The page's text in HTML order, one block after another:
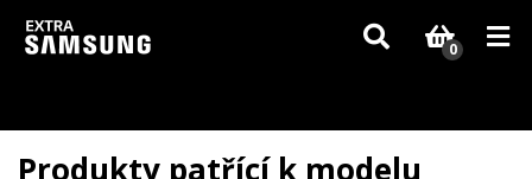
Vzhledem k aktuální situaci se může dodání dílů, které nejsou skladem,
zpozdit. Děkujeme za pochopení.
0
Produkty patřící k modelu